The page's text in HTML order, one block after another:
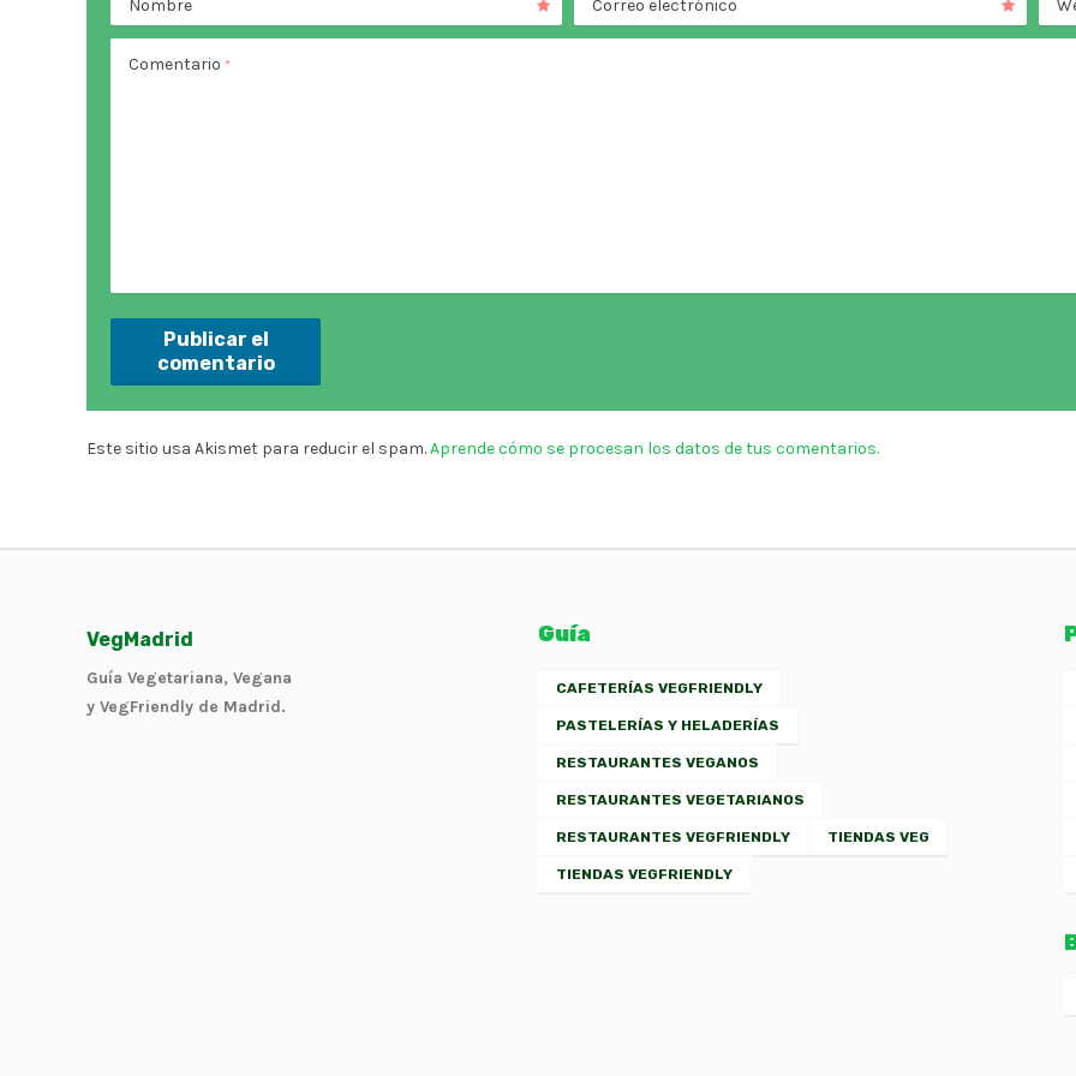
Nombre Correo electrónico
Comentario *
Este sitio usa Akismet para reducir el spam.Aprende cómo se procesan los datos de tus comentarios.
VegMadrid
Guía Vegetariana, Vegana
y VegFriendly de Madrid.
Guía
CAFETERÍAS VEGFRIENDLY
PASTELERÍAS Y HELADERÍAS
RESTAURANTES VEGANOS
RESTAURANTES VEGETARIANOS
RESTAURANTES VEGFRIENDLY TIENDAS VEG
TIENDAS VEGFRIENDLY